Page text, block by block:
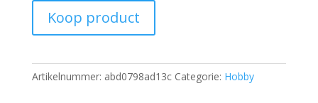
Koop product
Artikelnummer: abd0798ad13c Categorie: Hobby